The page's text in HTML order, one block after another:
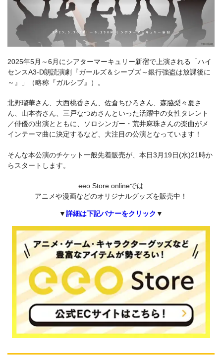
2025年5月～6月にシアターマーキュリー新宿で上演される「ハイ
センスA3-D朗読演劇『ガールズ＆シーブズ～銀行強盗は放課後に
～』」（略称『ガルシブ』）。
北野瑠華さん、大西桃香さん、佐倉ちひろさん、森脇梨々夏さ
ん、山本杏さん、三戸なつめさんといった活躍中の女性タレント
／俳優の出演とともに、ソロシンガー・荒井麻珠さんの楽曲がメ
インテーマ曲に決定するなど、大注目の公演となっています！
そんな本公演のチケット一般先着販売が、本日3月19日(水)21時か
らスタートします。
eeo Store onlineでは
アニメや漫画などのオリジナルグッズを販売中！
▼詳細は下記バナーをクリック ▼